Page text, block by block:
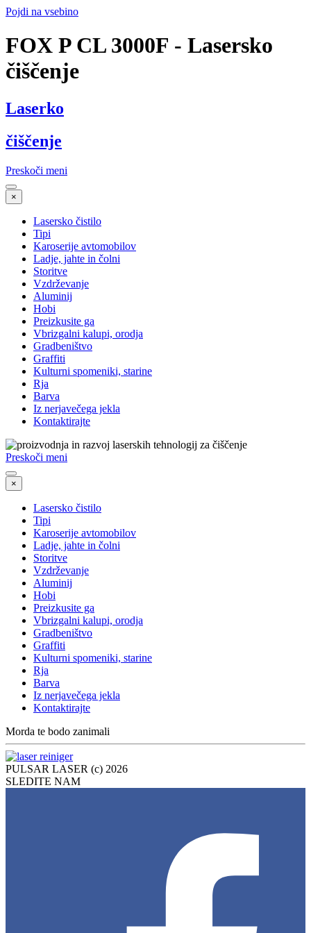
Pojdi na vsebino
FOX P CL 3000F - Lasersko
čiščenje
Laserko
čiščenje
Preskoči meni
×
Lasersko čistilo
Tipi
Karoserije avtomobilov
Ladje, jahte in čolni
Storitve
Vzdrževanje
Aluminij
Hobi
Preizkusite ga
Vbrizgalni kalupi, orodja
Gradbeništvo
Graffiti
Kulturni spomeniki, starine
Rja
Barva
Iz nerjavečega jekla
Kontaktirajte
Preskoči meni
×
Lasersko čistilo
Tipi
Karoserije avtomobilov
Ladje, jahte in čolni
Storitve
Vzdrževanje
Aluminij
Hobi
Preizkusite ga
Vbrizgalni kalupi, orodja
Gradbeništvo
Graffiti
Kulturni spomeniki, starine
Rja
Barva
Iz nerjavečega jekla
Kontaktirajte
Morda te bodo zanimali
PULSAR LASER (c) 2026
SLEDITE NAM